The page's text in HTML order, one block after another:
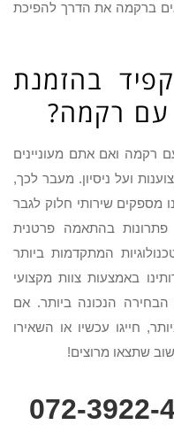
ברקמה את הדרך להפיכת
בהזמנת
עם רקמה?
רקמה ואם אתם מעוניינים
ועל ניסיון. מעבר לכך,
מספקים שירותי חלוק לגבר
בהתאמה פרטנית
המתקדמות ביותר
באמצעות צוות מקצועי
הבחירה הנכונה ביותר. אם
חייגו עכשיו או השאירו
שתצאו מרוצים!